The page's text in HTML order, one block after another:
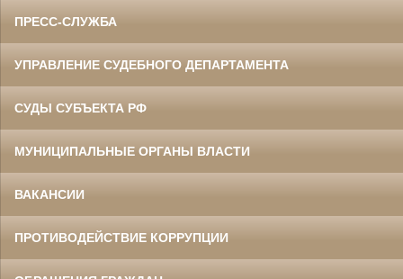
ПРЕСС-СЛУЖБА
УПРАВЛЕНИЕ СУДЕБНОГО ДЕПАРТАМЕНТА
СУДЫ СУБЪЕКТА РФ
МУНИЦИПАЛЬНЫЕ ОРГАНЫ ВЛАСТИ
ВАКАНСИИ
ПРОТИВОДЕЙСТВИЕ КОРРУПЦИИ